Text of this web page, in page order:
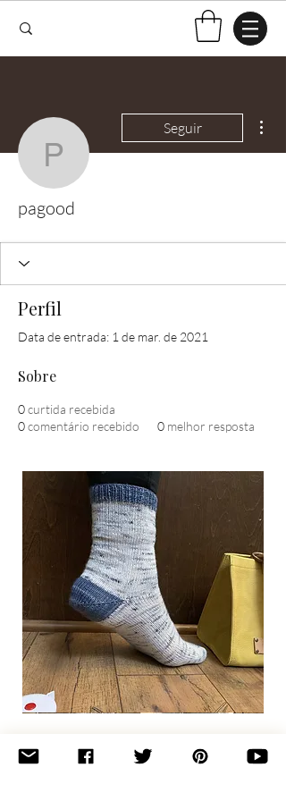
pagood
Seguir
pagood
Perfil
Data de entrada: 1 de mar. de 2021
Sobre
0curtida recebida
0comentário recebido 0 melhor resposta
Basic
Socks
Join the newsletter